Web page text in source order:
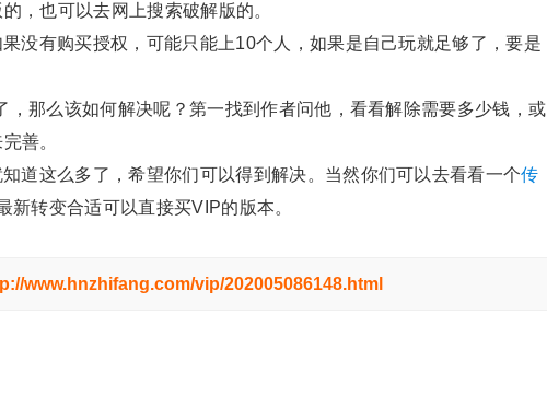
，也可以去网上搜索破解版的。
没有购买授权，可能只能上10个人，如果是自己玩就足够了，要是
那么该如何解决呢？第一找到作者问他，看看解除需要多少钱，或
善。
道这么多了，希望你们可以得到解决。当然你们可以去看看一个传
转变合适可以直接买VIP的版本。
www.hnzhifang.com/vip/202005086148.html